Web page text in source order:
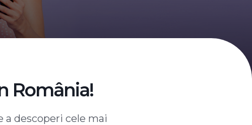
România!
a descoperi cele mai